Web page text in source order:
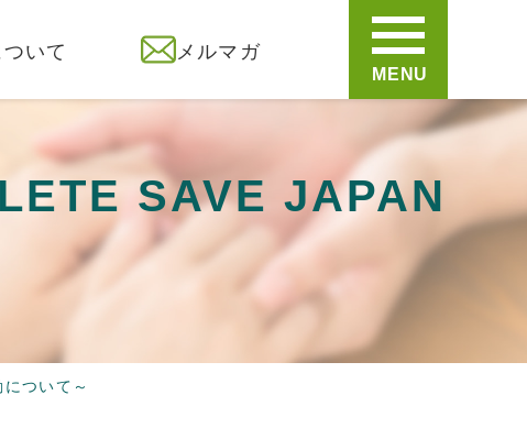
いて メルマガ
MENU
SAVE JAPAN
ついて～